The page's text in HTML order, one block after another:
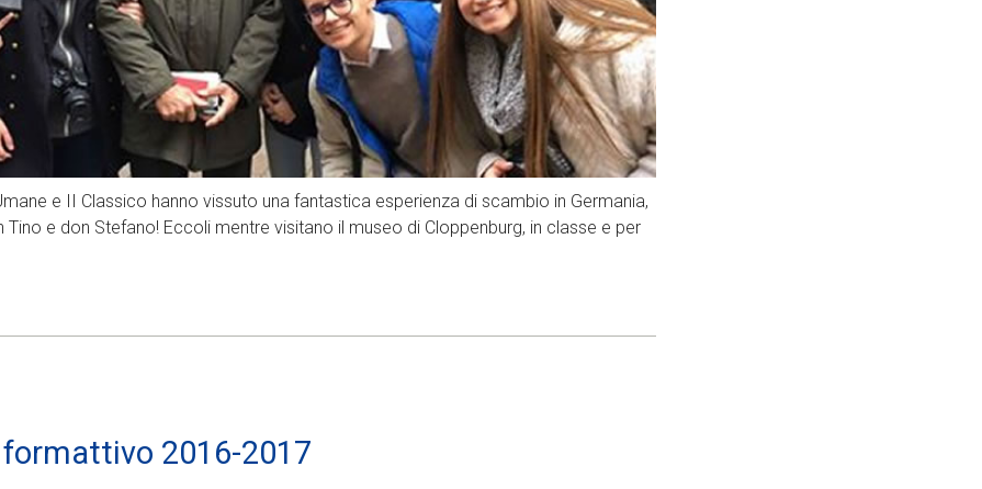
e II Classico hanno vissuto una fantastica esperienza di scambio in Germania,
e don Stefano! Eccoli mentre visitano il museo di Cloppenburg, in classe e per
2016-2017